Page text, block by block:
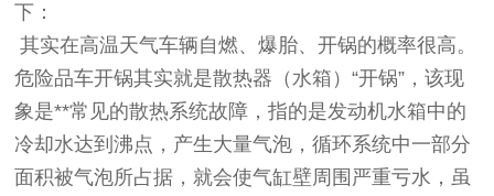
下：
其实在高温天气车辆自燃、爆胎、开锅的概率很高。
危险品车开锅其实就是散热器（水箱）“开锅”，该现
象是**常见的散热系统故障，指的是发动机水箱中的
冷却水达到沸点，产生大量气泡，循环系统中一部分
面积被气泡所占据，就会使气缸壁周围严重亏水，虽